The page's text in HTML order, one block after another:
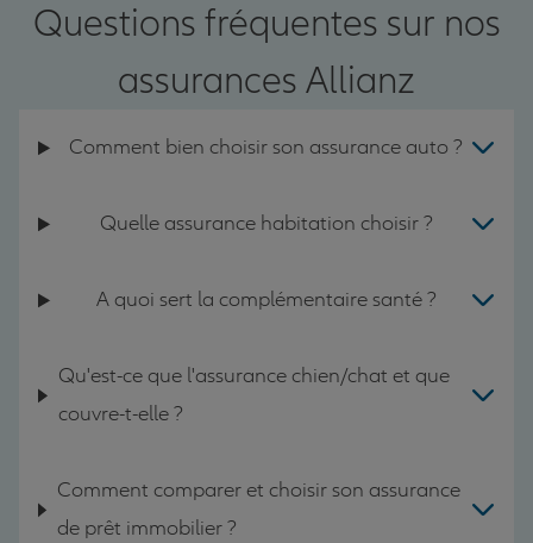
Questions fréquentes sur nos
assurances Allianz
Comment bien choisir son assurance auto ?
Quelle assurance habitation choisir ?
A quoi sert la complémentaire santé ?
Qu'est-ce que l'assurance chien/chat et que
couvre-t-elle ?
Comment comparer et choisir son assurance
de prêt immobilier ?